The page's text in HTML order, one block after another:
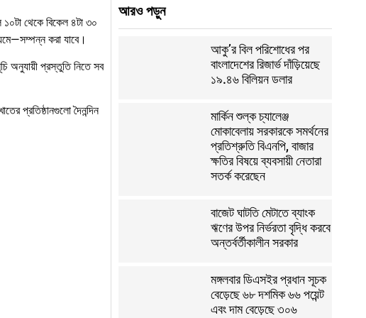
১০টা থেকে বিকেল ৪টা ৩০
করা যাবে।
অনুযায়ী প্রস্তুতি নিতে সব
প্রতিষ্ঠানগুলো দৈনন্দিন
আরও পড়ুন
আকু’র বিল পরিশোধের পর
বাংলাদেশের রিজার্ভ দাঁড়িয়েছে
১৯.৪৬ বিলিয়ন ডলার
মার্কিন শুল্ক চ্যালেঞ্জ
মোকাবেলায় সরকারকে সমর্থনের
প্রতিশ্রুতি বিএনপি, বাজার
ক্ষতির বিষয়ে ব্যবসায়ী নেতারা
সতর্ক করেছেন
বাজেট ঘাটতি মেটাতে ব্যাংক
ঋণের উপর নির্ভরতা বৃদ্ধি করবে
অন্তর্বর্তীকালীন সরকার
মঙ্গলবার ডিএসইর প্রধান সূচক
বেড়েছে ৬৮ দশমিক ৬৬ পয়েন্ট
এবং দাম বেড়েছে ৩০৬